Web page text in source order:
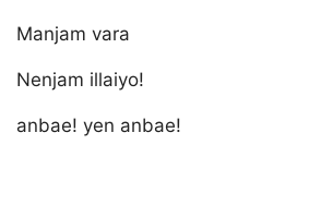
Manjam vara
Nenjam illaiyo!
anbae! yen anbae!